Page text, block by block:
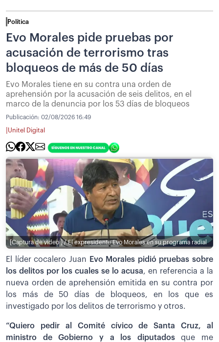
Política
Evo Morales pide pruebas por
acusación de terrorismo tras
bloqueos de más de 50 días
Evo Morales tiene en su contra una orden de
aprehensión por la acusación de seis delitos, en el
marco de la denuncia por los 53 días de bloqueos
Publicación: 02/08/2026 16:49
Unitel Digital
[Captura de video ] / El expresidente Evo Morales en su programa radial
El líder cocalero Juan
Evo Morales pidió pruebas sobre
los delitos por los cuales se lo acusa, en referencia a la
nueva orden de aprehensión emitida en su contra por
los más de 50 días de bloqueos, en los que es
investigado por los delitos de terrorismo y otros.
“Quiero pedir al Comité cívico de Santa Cruz, al
ministro de Gobierno y a los diputadosque me